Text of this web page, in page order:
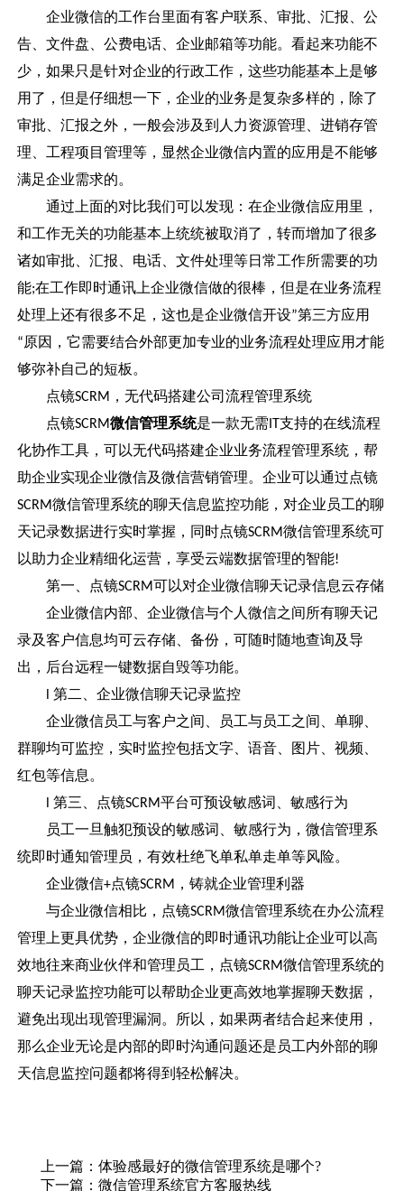
企业微信的工作台里面有客户联系、审批、汇报、公
告、文件盘、公费电话、企业邮箱等功能。看起来功能不
少，如果只是针对企业的行政工作，这些功能基本上是够
用了，但是仔细想一下，企业的业务是复杂多样的，除了
审批、汇报之外，一般会涉及到人力资源管理、进销存管
理、工程项目管理等，显然企业微信内置的应用是不能够
满足企业需求的。
通过上面的对比我们可以发现：在企业微信应用里，
和工作无关的功能基本上统统被取消了，转而增加了很多
诸如审批、汇报、电话、文件处理等日常工作所需要的功
能;在工作即时通讯上企业微信做的很棒，但是在业务流程
处理上还有很多不足，这也是企业微信开设”第三方应用
“原因，它需要结合外部更加专业的业务流程处理应用才能
够弥补自己的短板。
点镜SCRM ，无代码搭建公司流程管理系统
点镜SCRM微信管理系统是一款无需IT支持的在线流程
化协作工具，可以无代码搭建企业业务流程管理系统，帮
助企业实现企业微信及微信营销管理。企业可以通过点镜
SCRM微信管理系统的聊天信息监控功能，对企业员工的聊
天记录数据进行实时掌握，同时点镜SCRM微信管理系统可
以助力企业精细化运营，享受云端数据管理的智能!
第一、点镜SCRM可以对企业微信聊天记录信息云存储
企业微信内部、企业微信与个人微信之间所有聊天记
录及客户信息均可云存储、备份，可随时随地查询及导
出，后台远程一键数据自毁等功能。
l第二、企业微信聊天记录监控
企业微信员工与客户之间、员工与员工之间、单聊、
群聊均可监控，实时监控包括文字、语音、图片、视频、
红包等信息。
l第三、点镜SCRM平台可预设敏感词、敏感行为
员工一旦触犯预设的敏感词、敏感行为，微信管理系
统即时通知管理员，有效杜绝飞单私单走单等风险。
企业微信+点镜SCRM ，铸就企业管理利器
与企业微信相比，点镜SCRM微信管理系统在办公流程
管理上更具优势，企业微信的即时通讯功能让企业可以高
效地往来商业伙伴和管理员工，点镜SCRM微信管理系统的
聊天记录监控功能可以帮助企业更高效地掌握聊天数据，
避免出现出现管理漏洞。所以，如果两者结合起来使用，
那么企业无论是内部的即时沟通问题还是员工内外部的聊
天信息监控问题都将得到轻松解决。
上一篇： 体验感最好的微信管理系统是哪个?
下一篇： 微信管理系统官方客服热线